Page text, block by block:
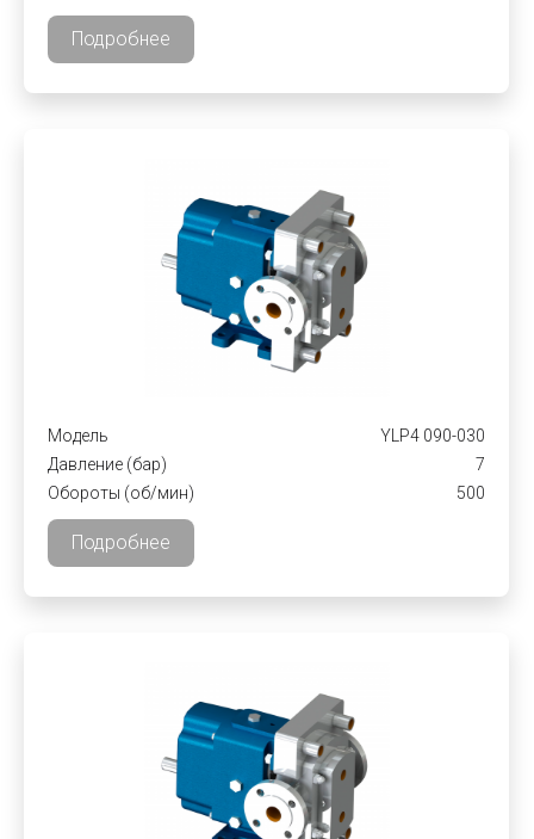
Подробнее
Модель
YLP4 090-030
Давление (бар)
7
Обороты (об/мин)
500
Подробнее